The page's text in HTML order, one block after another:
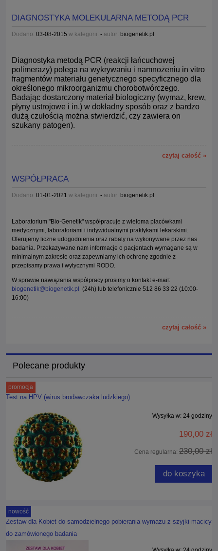
DIAGNOSTYKA MOLEKULARNA METODĄ PCR
Dodano: 03-08-2015 w kategorii: - autor: biogenetik.pl
Diagnostyka metodą PCR (reakcji łańcuchowej
polimerazy) polega na wykrywaniu i namnożeniu in vitro
fragmentów materiału genetycznego specyficznego dla
określonego mikroorganizmu chorobotwórczego.
Badając dostarczony materiał biologiczny (wymaz, krew,
płyny ustrojowe i in.) w dokładny sposób oraz z bardzo
dużą czułością można stwierdzić, czy zawiera on
szukany patogen).
czytaj całość »
WSPÓŁPRACA
Dodano: 01-01-2021 w kategorii: - autor: biogenetik.pl
Laboratorium "Bio-Genetik" współpracuje z wieloma placówkami
medycznymi, laboratoriami i indywidualnymi praktykami lekarskimi.
Oferujemy liczne udogodnienia oraz rabaty na wykonywane przez nas
badania. Przekazywane nam informacje o pacjentach wymagane są w
minimalnym zakresie oraz zapewniamy ich ochronę zgodnie z
przepisamy prawa i wytycznymi RODO.
W sprawie nawiązania współpracy prosimy o kontakt e-mail:
biogenetik@biogenetik.pl
(24h) lub telefonicznie 512 86 33 22 (10:00-
16:00)
czytaj całość »
Polecane produkty
Test na HPV (wirus brodawczaka ludzkiego)
Wysyłka w: 24 godziny
190,00 zł
Cena regularna: 230,00 zł
do koszyka
promocja
Zestaw dla Kobiet do samodzielnego pobierania wymazu z szyjki macicy
do zamówionego badania
nowość